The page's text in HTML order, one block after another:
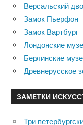
Версальский
Замок Пьерфон
Замок Вартбург
Лондонские
Берлинские
Древнерусское
ЗАМЕТКИ
Три